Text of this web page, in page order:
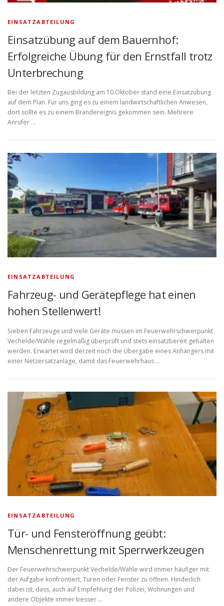
EINSATZABTEILUNG
Einsatzübung auf dem Bauernhof:
Erfolgreiche Übung für den Ernstfall trotz
Unterbrechung
Bei der letzten Zugausbildung am 10.Oktober stand eine Einsatzübung
auf dem Plan. Für uns ging es zu einem landwirtschaftlichen Anwesen,
dort sollte es zu einem Brandereignis gekommen sein. Mehrere
Anrufer …
EINSATZABTEILUNG
Fahrzeug- und Gerätepflege hat einen
hohen Stellenwert!
Sieben Fahrzeuge und viele Geräte müssen im Feuerwehrschwerpunkt
Vechelde/Wahle regelmäßig überprüft und stets einsatzbereit gehalten
werden. Erwartet wird derzeit noch die Übergabe eines Anhängers mit
einer Netzersatzanlage, damit das Feuerwehrhaus …
EINSATZABTEILUNG
Tür- und Fensteröffnung geübt:
Menschenrettung mit Sperrwerkzeugen
Der Feuerwehrschwerpunkt Vechelde/Wahle wird immer häufiger mit
der Aufgabe konfrontiert, Türen oder Fenster zu öffnen. Hinderlich
dabei ist, dass, auch auf Empfehlung der Polizei, Wohnungen und
andere Objekte immer besser …